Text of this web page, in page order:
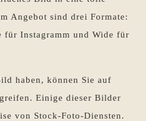
Angebot sind drei Formate:
für Instagramm und Wide für
haben, können Sie auf
Einige dieser Bilder
von Stock-Foto-Diensten.